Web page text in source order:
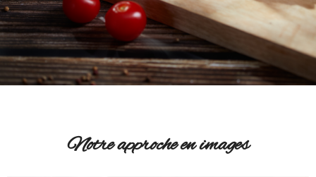
Notre approche en images